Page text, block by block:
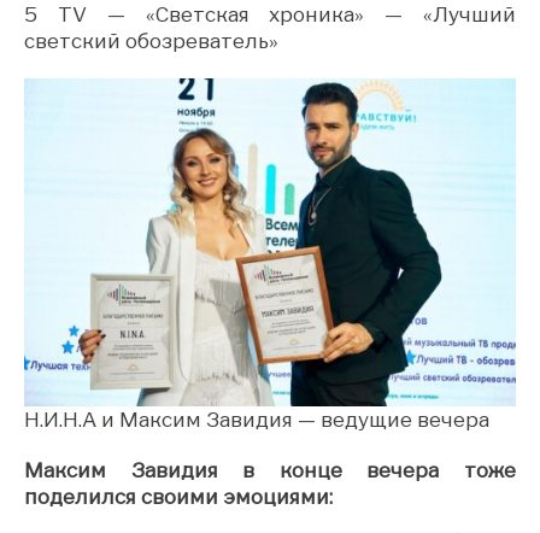
5 TV — «Светская хроника» — «Лучший
светский обозреватель»
Н.И.Н.А и Максим Завидия — ведущие вечера
Максим Завидия в конце вечера тоже
поделился своими эмоциями: